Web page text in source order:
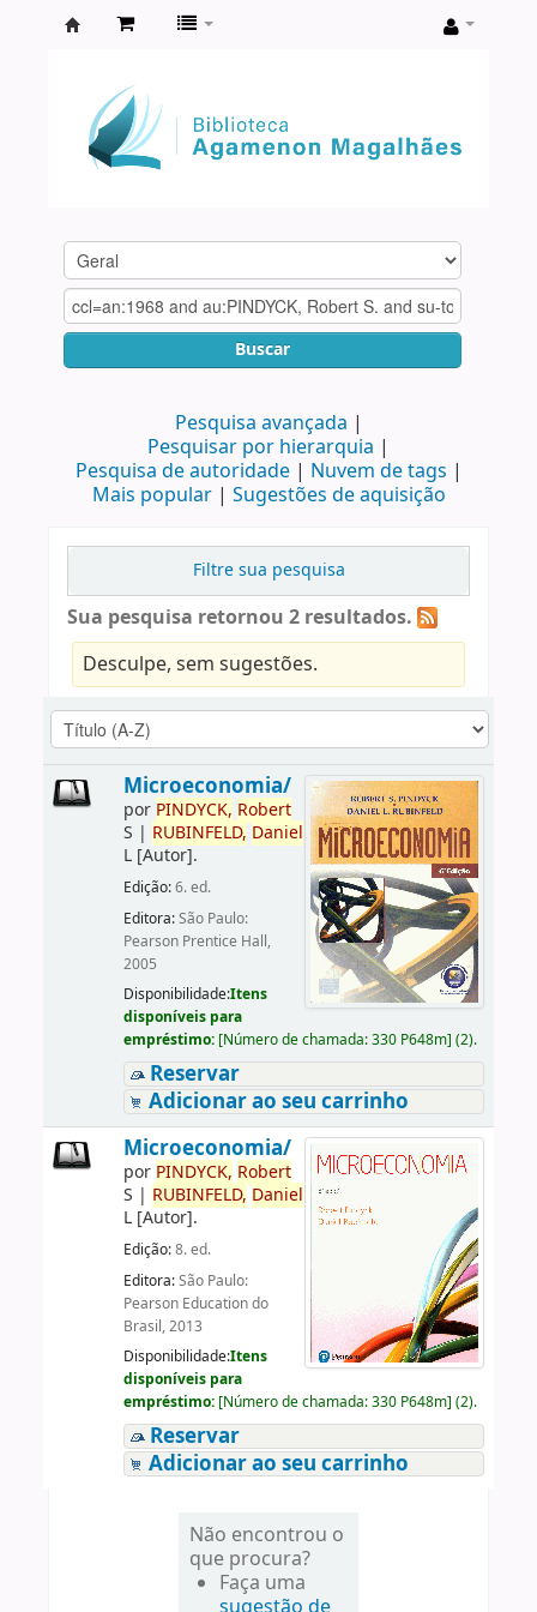
Agamenon
Magalhães
Buscar
Pesquisa avançada
Pesquisar por hierarquia
Pesquisa de autoridade
Nuvem de tags
Mais popular
Sugestões de aquisição
Filtre sua pesquisa
Sua pesquisa retornou 2 resultados.
Desculpe, sem sugestões.
Microeconomia/
por PINDYCK, Robert
S | RUBINFELD, Daniel
L[Autor].
Edição:6. ed.
Editora:São Paulo:
Pearson Prentice Hall,
2005
Disponibilidade:Itens
disponíveis para
empréstimo: [Número de chamada:330 P648m] (2).
Reservar
Adicionar ao seu carrinho
Microeconomia/
por PINDYCK, Robert
S | RUBINFELD, Daniel
L[Autor].
Edição:8. ed.
Editora:São Paulo:
Pearson Education do
Brasil, 2013
Disponibilidade:Itens
disponíveis para
empréstimo: [Número de chamada:330 P648m] (2).
Reservar
Adicionar ao seu carrinho
Não encontrou o
que procura?
Faça uma